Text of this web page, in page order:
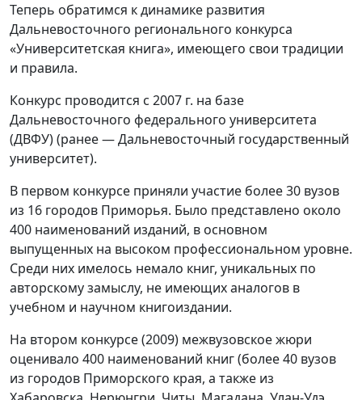
Теперь обратимся к динамике развития
Дальневосточного регионального конкурса
«Университетская книга», имеющего свои традиции
и правила.
Конкурс проводится с 2007 г. на базе
Дальневосточного федерального университета
(ДВФУ) (ранее — Дальневосточный государственный
университет).
В первом конкурсе приняли участие более 30 вузов
из 16 городов Приморья. Было представлено около
400 наименований изданий, в основном
выпущенных на высоком профессиональном уровне.
Среди них имелось немало книг, уникальных по
авторскому замыслу, не имеющих аналогов в
учебном и научном книгоиздании.
На втором конкурсе (2009) межвузовское жюри
оценивало 400 наименований книг (более 40 вузов
из городов Приморского края, а также из